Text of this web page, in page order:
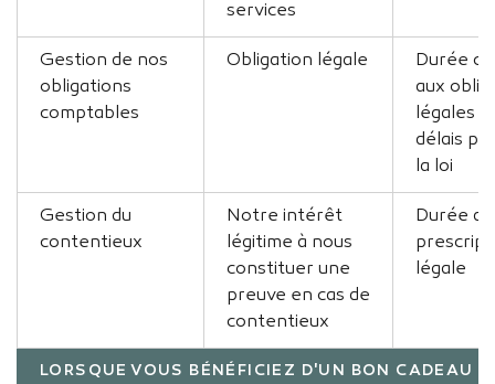
services
Gestion de nos
obligations
comptables
Obligation légale
Durée
aux
légales
délais
la loi
Gestion du
contentieux
Notre intérêt
légitime à nous
constituer une
preuve en cas de
contentieux
Durée
légale
LORSQUE VOUS BÉNÉFICIEZ D'UN BON CADEAU